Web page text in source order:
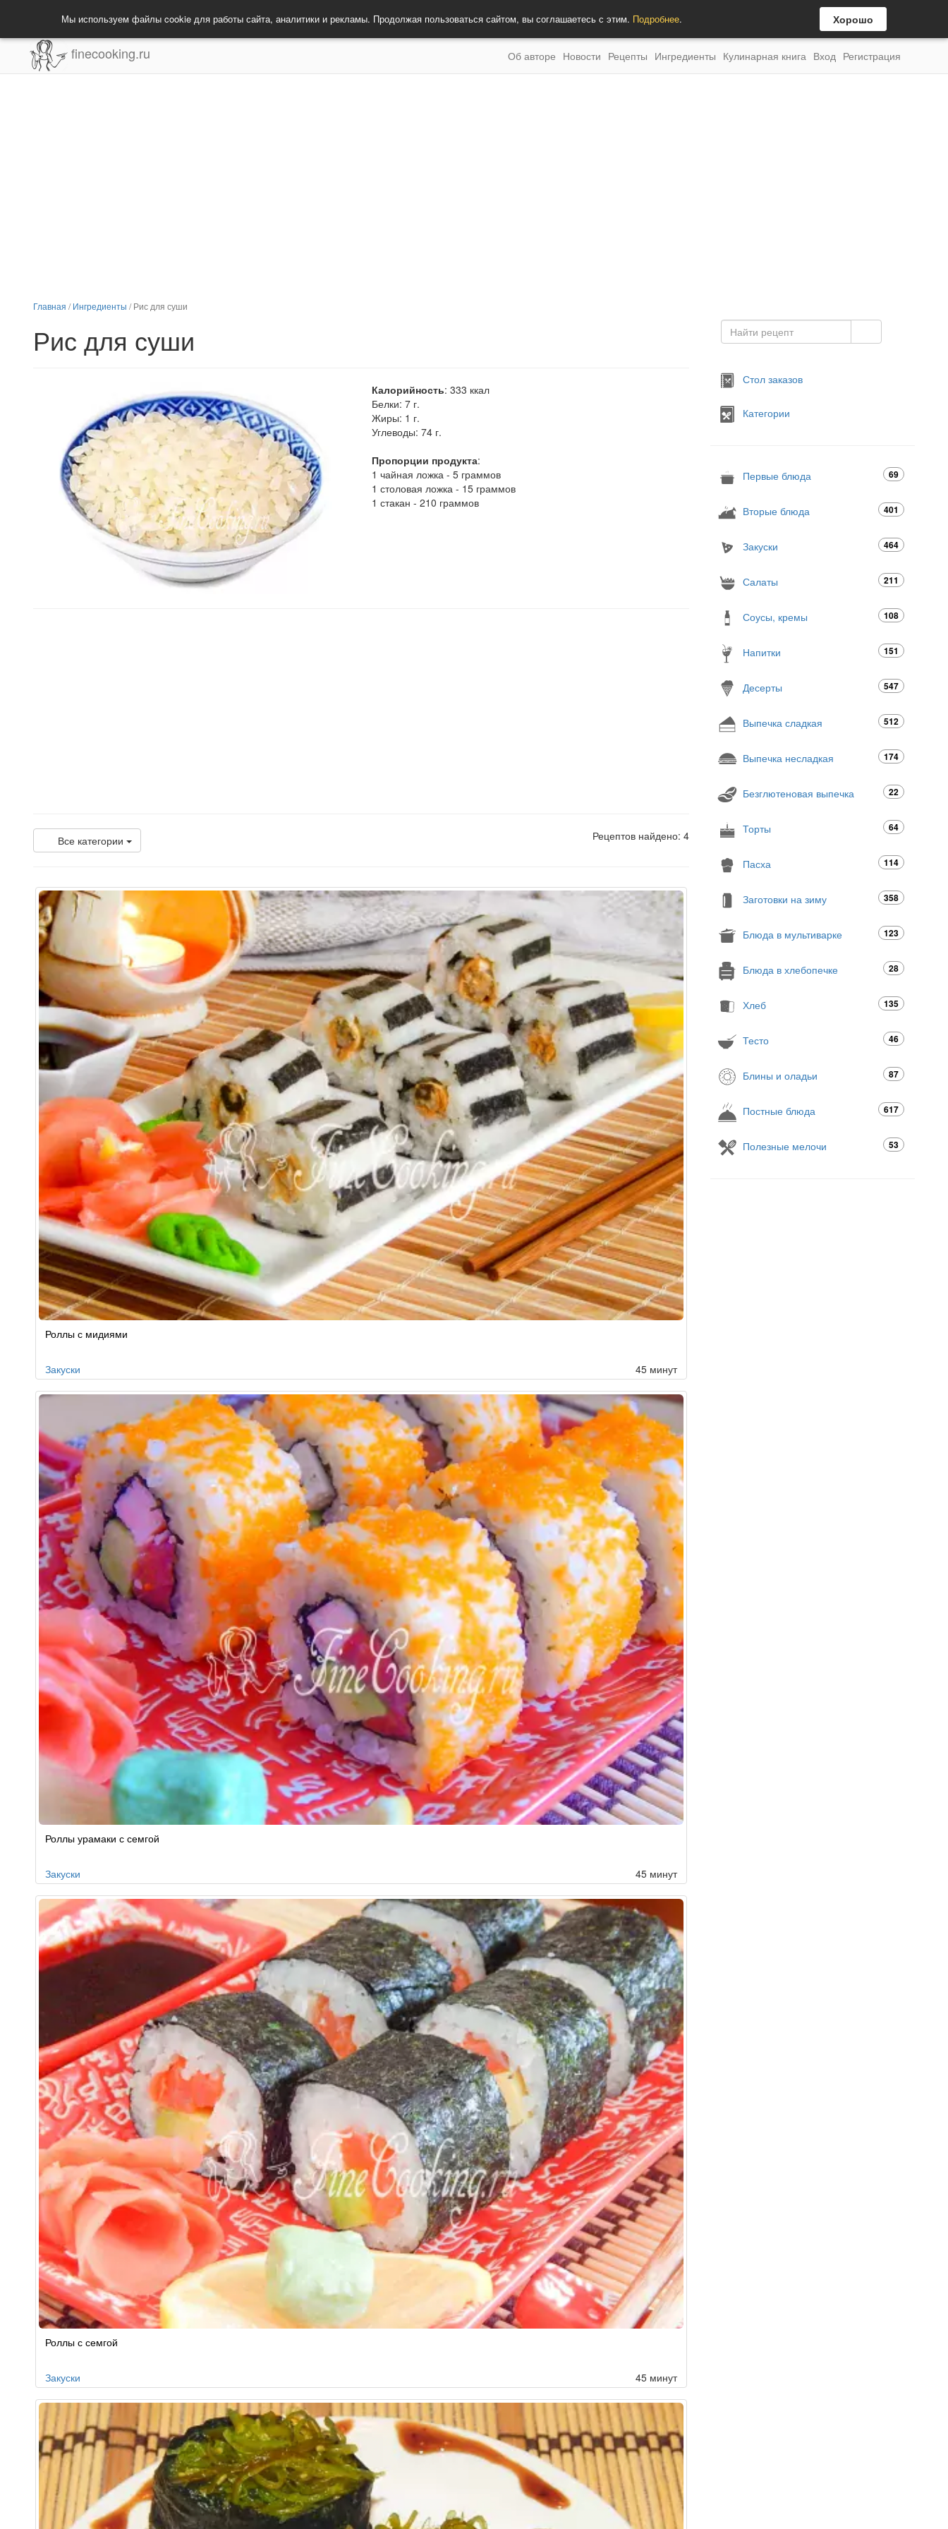
Мы используем файлы cookie для работы сайта, аналитики и рекламы. Продолжая пользоваться сайтом, вы соглашаетесь с этим. Подробнее. Хорошо
finecooking.ru Об авторе Новости Рецепты Ингредиенты Кулинарная книга Вход Регистрация
Главная /Ингредиенты /Рис для суши
Рис для суши
Калорийность: 333 ккал
Белки: 7 г.
Жиры: 1 г.
Углеводы: 74 г.
Пропорции продукта:
1 чайная ложка - 5 граммов
1 столовая ложка - 15 граммов
1 стакан - 210 граммов
Все категории Рецептов найдено: 4
Роллы с мидиями
Закуски 45 минут
Роллы урамаки с семгой
Закуски 45 минут
Роллы с семгой
Закуски 45 минут
Стол заказов
Категории
Первые блюда 69
Вторые блюда 401
Закуски 464
Салаты 211
Соусы, кремы 108
Напитки 151
Десерты 547
Выпечка сладкая 512
Выпечка несладкая 174
Безглютеновая выпечка 22
Торты 64
Пасха 114
Заготовки на зиму 358
Блюда в мультиварке 123
Блюда в хлебопечке 28
Хлеб 135
Тесто 46
Блины и оладьи 87
Постные блюда 617
Полезные мелочи 53